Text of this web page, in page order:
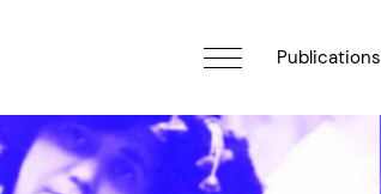
Publications